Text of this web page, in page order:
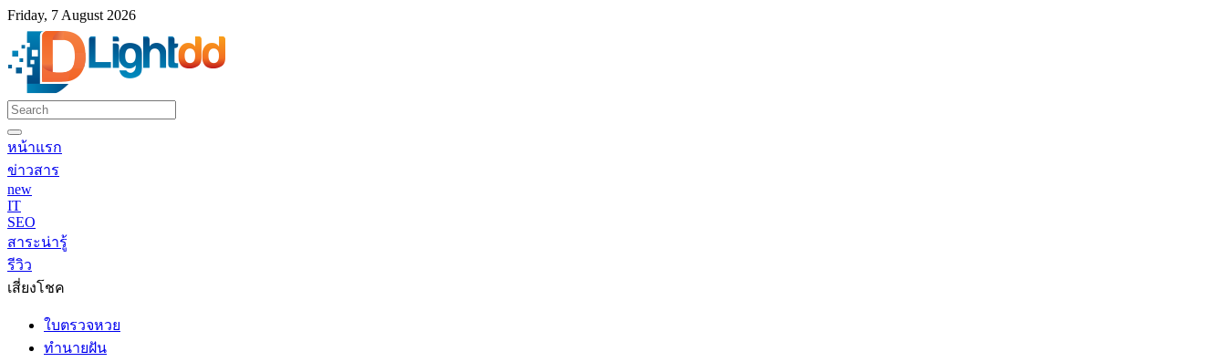
Friday, 7 August 2026
หน้าแรก
ข่าวสาร
new
IT
SEO
สาระน่ารู้
รีวิว
เสี่ยงโชค
ใบตรวจหวย
ทำนายฝัน